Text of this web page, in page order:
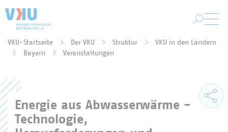
Sie befinden sich hier:
VKU-Startseite Der VKU Struktur
VKU in den Ländern
Bayern
Veranstaltungen
Energie aus Abwasserwärme -
Technologie,